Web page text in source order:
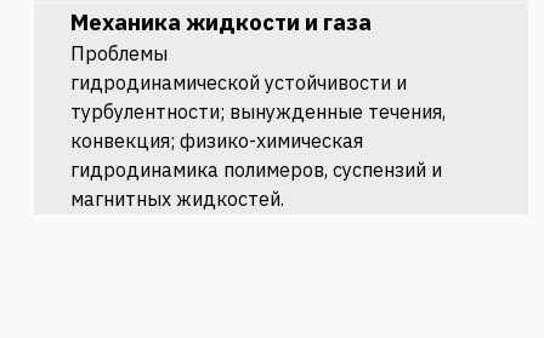
Механика жидкости и газа
Проблемы
гидродинамической устойчивости и
турбулентности; вынужденные течения,
конвекция; физико-химическая
гидродинамика полимеров, суспензий и
магнитных жидкостей.